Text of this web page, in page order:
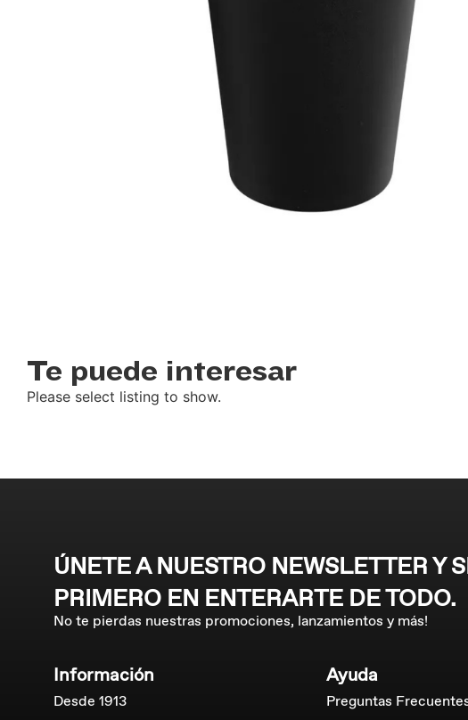
Te puede interesar
Please select listing to show.
ÚNETE A NUESTRO NEWSLETTER Y
PRIMERO EN ENTERARTE DE TODO.
No te pierdas nuestras promociones, lanzamientos y más!
Información
Desde 1913
Ayuda
Preguntas